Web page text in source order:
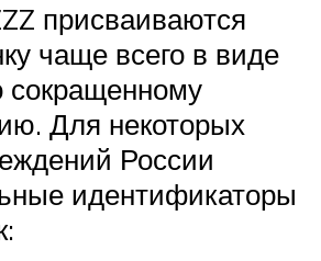
присваиваются
чаще всего в виде
сокращенному
Для некоторых
России
идентификаторы